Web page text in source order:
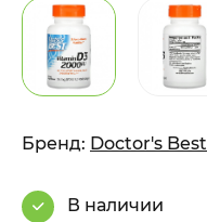
Бренд: Doctor's Best
В наличии